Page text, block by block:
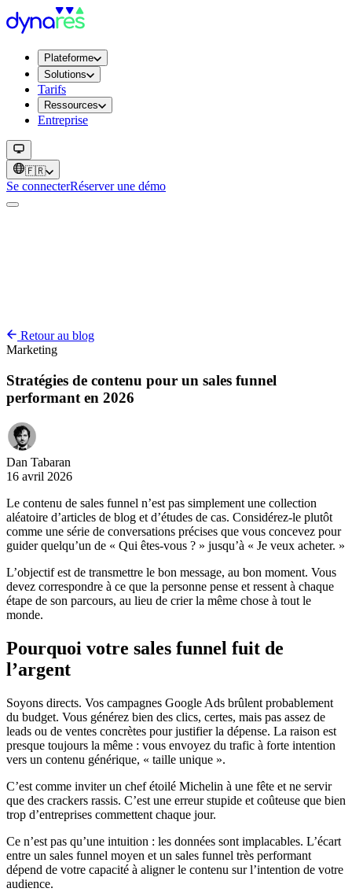
Plateforme
Solutions
Tarifs
Ressources
Entreprise
🇫🇷
Se connecterRéserver une démo
Retour au blog
Marketing
Stratégies de contenu pour un sales funnel
performant en 2026
Dan Tabaran
16 avril 2026
Le contenu de sales funnel n’est pas simplement une collection
aléatoire d’articles de blog et d’études de cas. Considérez-le plutôt
comme une série de conversations précises que vous concevez pour
guider quelqu’un de « Qui êtes-vous ? » jusqu’à « Je veux acheter. »
L’objectif est de transmettre le bon message, au bon moment. Vous
devez correspondre à ce que la personne pense et ressent à chaque
étape de son parcours, au lieu de crier la même chose à tout le
monde.
Pourquoi votre sales funnel fuit de
l’argent
Soyons directs. Vos campagnes Google Ads brûlent probablement
du budget. Vous générez bien des clics, certes, mais pas assez de
leads ou de ventes concrètes pour justifier la dépense. La raison est
presque toujours la même : vous envoyez du trafic à forte intention
vers un contenu générique, « taille unique ».
C’est comme inviter un chef étoilé Michelin à une fête et ne servir
que des crackers rassis. C’est une erreur stupide et coûteuse que bien
trop d’entreprises commettent chaque jour.
Ce n’est pas qu’une intuition : les données sont implacables. L’écart
entre un sales funnel moyen et un sales funnel très performant
dépend de votre capacité à aligner le contenu sur l’intention de votre
audience.